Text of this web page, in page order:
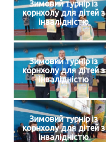
Зимовий турнір із
корнхолу для дітей з
інвалідністю
Зимовий турнір із
корнхолу для дітей з
інвалідністю
Зимовий турнір із
корнхолу для дітей з
інвалідністю